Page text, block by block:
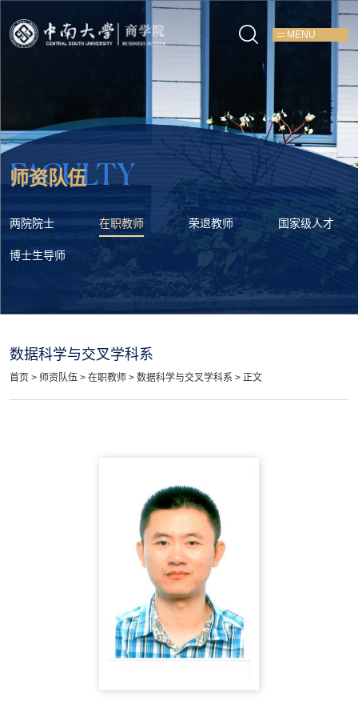
MENU
FACULTY
师资队伍
两院院士 在职教师 荣退教师 国家级人才
博士生导师
数据科学与交叉学科系
首页 > 师资队伍> 在职教师 > 数据科学与交叉学科系 > 正文